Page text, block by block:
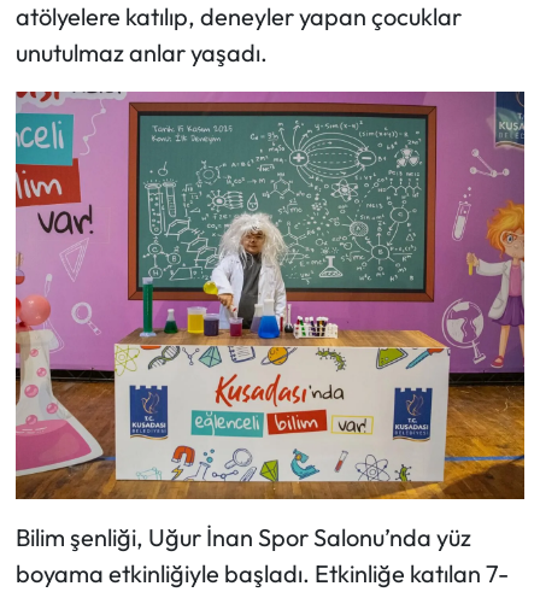
atölyelere katılıp, deneyler yapan çocuklar
unutulmaz anlar yaşadı.
Bilim şenliği, Uğur İnan Spor Salonu’nda yüz
boyama etkinliğiyle başladı. Etkinliğe katılan 7-